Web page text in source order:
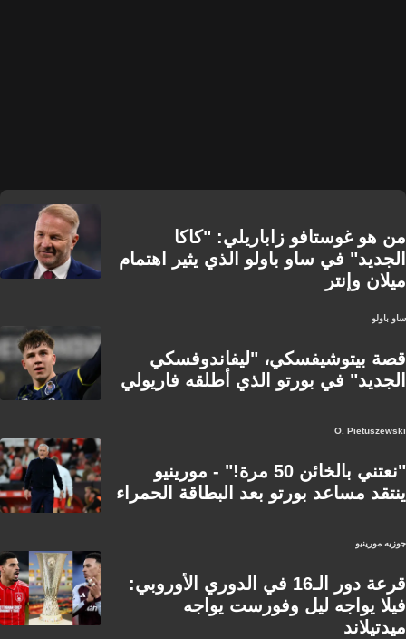
من هو غوستافو زاباريلي: "كاكا
الجديد" في ساو باولو الذي يثير اهتمام
ميلان وإنتر
ساو باولو
قصة بيتوشيفسكي، "ليفاندوفسكي
الجديد" في بورتو الذي أطلقه فاريولي
O. Pietuszewski
"نعتني بالخائن 50 مرة!" - مورينيو
ينتقد مساعد بورتو بعد البطاقة الحمراء
جوزيه مورينيو
قرعة دور الـ16 في الدوري الأوروبي:
فيلا يواجه ليل وفورست يواجه
ميدتيلاند